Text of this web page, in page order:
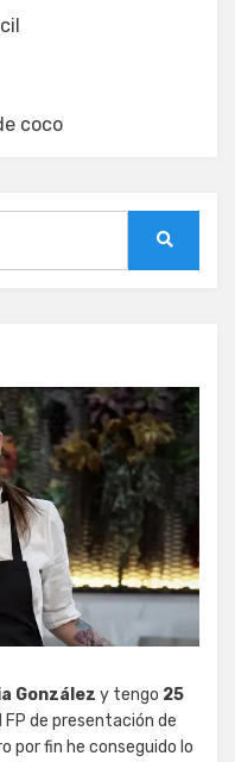
coco
González y tengo 25
de presentación de
por fin he conseguido lo